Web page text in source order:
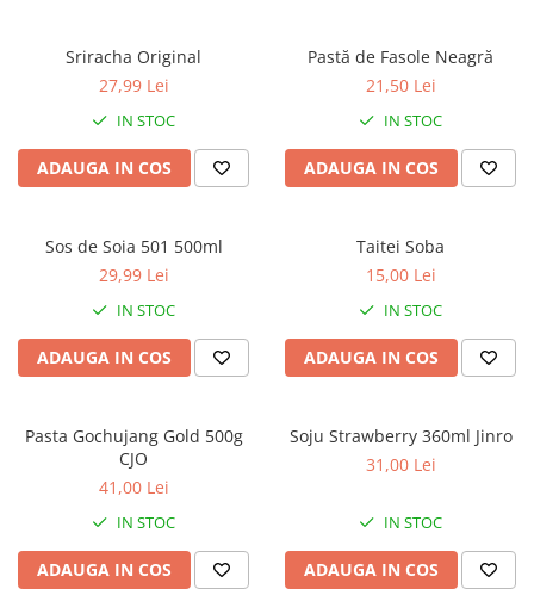
Sriracha Original
27,99 Lei
IN STOC
ADAUGA IN COS
Pastă de Fasole Neagră
21,50 Lei
IN STOC
ADAUGA IN COS
Sos de Soia 501 500ml
29,99 Lei
IN STOC
ADAUGA IN COS
Taitei Soba
15,00 Lei
IN STOC
ADAUGA IN COS
Pasta Gochujang Gold 500g
CJO
41,00 Lei
IN STOC
ADAUGA IN COS
Soju Strawberry 360ml Jinro
31,00 Lei
IN STOC
ADAUGA IN COS